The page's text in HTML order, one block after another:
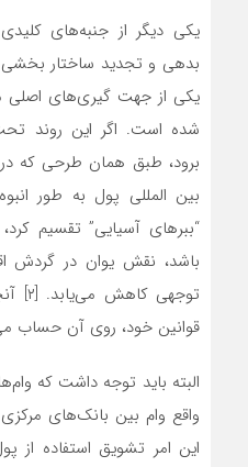
یکی دیگر از جنبه‌های
بدهی و تجدید ساختار
یکی از جهت گیری‌های اصلی
شده است. اگر این روند
بین المللی پول به طور
“ببرهای آسیایی” تقسیم
باشد، نقش یوان در گردش
قوانین خود، روی آن حساب
البته باید توجه داشت که
واقع وام بین بانک‌های
این امر تشویق استفاده از